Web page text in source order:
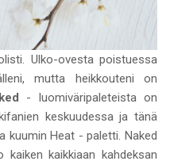
Ulko-ovesta poistuessa
mutta heikkouteni on
- luomiväripaleteista on
keskuudessa ja tänä
kuumin Heat - paletti. Naked
kaikkiaan kahdeksan